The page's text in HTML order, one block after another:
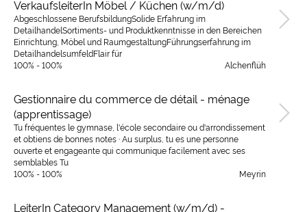
VerkaufsleiterIn Möbel / Küchen (w/m/d)
Abgeschlossene BerufsbildungSolide Erfahrung im
DetailhandelSortiments- und Produktkenntnisse in den Bereichen
Einrichtung, Möbel und RaumgestaltungFührungserfahrung im
DetailhandelsumfeldFlair für
100% - 100%
Alchenflüh
Gestionnaire du commerce de détail - ménage
(apprentissage)
Tu fréquentes le gymnase, l'école secondaire ou d'arrondissement
et obtiens de bonnes notes · Au surplus, tu es une personne
ouverte et engageante qui communique facilement avec ses
semblables Tu
100% - 100%
Meyrin
LeiterIn Category Management (w/m/d) -